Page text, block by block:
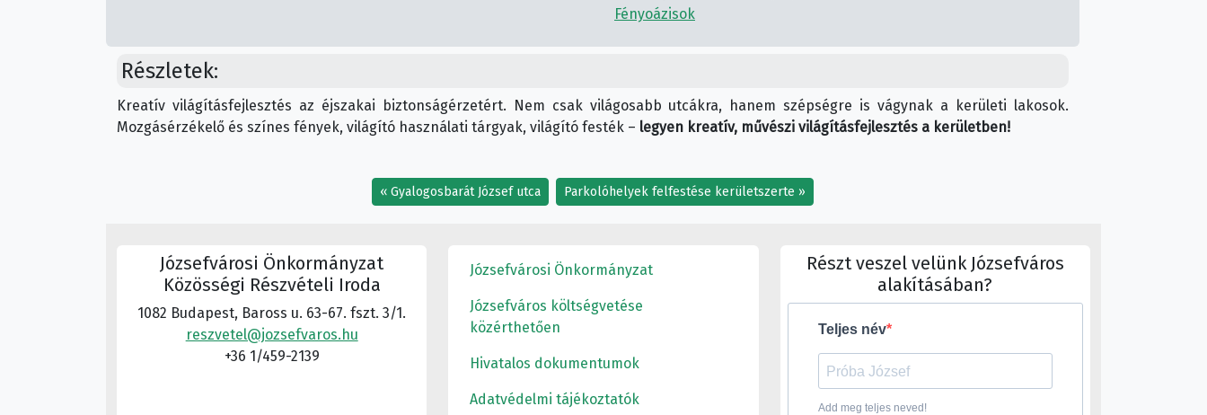
Fényoázisok
Részletek:
Kreatív világításfejlesztés az éjszakai biztonságérzetért. Nem csak világosabb utcákra, hanem szépségre is vágynak a kerületi lakosok.
Mozgásérzékelő és színes fények, világító használati tárgyak, világító festék – legyen kreatív, művészi világításfejlesztés a kerületben!
Gyalogosbarát József utca Parkolóhelyek felfestése kerületszerte
Józsefvárosi Önkormányzat
Közösségi Részvételi Iroda
1082 Budapest, Baross u. 63-67. fszt. 3/1.
reszvetel@jozsefvaros.hu
+36 1/459-2139
Józsefvárosi Önkormányzat
Józsefváros költségvetése
közérthetően
Hivatalos dokumentumok
Adatvédelmi tájékoztatók
Részt veszel velünk Józsefváros
alakításában?
Teljes név
Add meg teljes neved!